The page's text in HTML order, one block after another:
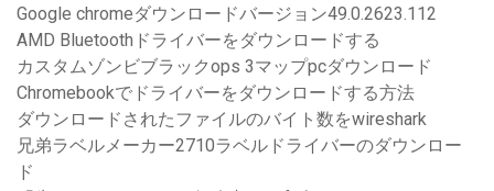
Google chromeダウンロードバージョン49.0.2623.112
AMD Bluetoothドライバーをダウンロードする
カスタムゾンビブラックops 3マップpcダウンロード
Chromebookでドライバーをダウンロードする方法
ダウンロードされたファイルのバイト数をwireshark
兄弟ラベルメーカー2710ラベルドライバーのダウンロー
ド